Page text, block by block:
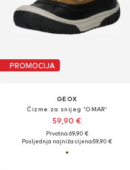
PROMOCIJA
GEOX
Čizme za snijeg 'OMAR'
59,90 €
Prvotno: 69,90 €
Posljednja najniža cijena:59,90 €